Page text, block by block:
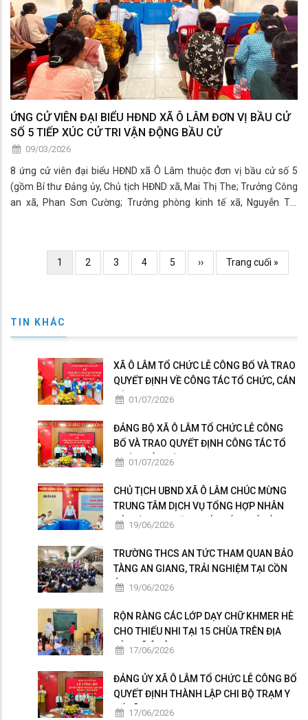
ỨNG CỬ VIÊN ĐẠI BIỂU HĐND XÃ Ô LÂM ĐƠN VỊ BẦU CỬ
SỐ 5 TIẾP XÚC CỬ TRI VẬN ĐỘNG BẦU CỬ
09/03/2026
8 ứng cử viên đại biểu HĐND xã Ô Lâm thuộc đơn vị bầu cử số 5
(gồm Bí thư Đảng ủy, Chủ tịch HĐND xã, Mai Thị The; Trưởng Công
an xã, Phan Sơn Cường; Trưởng phòng kinh tế xã, Nguyễn Thị
Trưởng ấp Phước Lộc, Chau Sang; cùng các ông bà Nguyễn Ngọc
Phú, Phạm Thị Ngọc Thơ, Trần Thanh Tuyền) vừa tiếp xúc cử tri tại
PaginationCurrent
page
1 Page
2 Page
3 Page
4 Page
5
Trang
kế
››
Trang
cuối
Trang cuối »
TIN KHÁC
XÃ Ô LÂM TỔ CHỨC LỄ CÔNG BỐ VÀ TRAO
QUYẾT ĐỊNH VỀ CÔNG TÁC TỔ CHỨC, CÁN
BỘ 01/07/2026
ĐẢNG BỘ XÃ Ô LÂM TỔ CHỨC LỄ CÔNG
BỐ VÀ TRAO QUYẾT ĐỊNH CÔNG TÁC TỔ
CHỨC, CÁN BỘ
01/07/2026
CHỦ TỊCH UBND XÃ Ô LÂM CHÚC MỪNG
TRUNG TÂM DỊCH VỤ TỔNG HỢP NHÂN
KỶ NIỆM 101 NĂM NGÀY BÁO CHÍ CÁCH
19/06/2026
TRƯỜNG THCS AN TỨC THAM QUAN BẢO
TÀNG AN GIANG, TRẢI NGHIỆM TẠI CỒN
ÉN 19/06/2026
RỘN RÀNG CÁC LỚP DẠY CHỮ KHMER HÈ
CHO THIẾU NHI TẠI 15 CHÙA TRÊN ĐỊA
BÀN XÃ Ô LÂM
17/06/2026
ĐẢNG ỦY XÃ Ô LÂM TỔ CHỨC LỄ CÔNG BỐ
QUYẾT ĐỊNH THÀNH LẬP CHI BỘ TRẠM Y
TẾ XÃ17/06/2026